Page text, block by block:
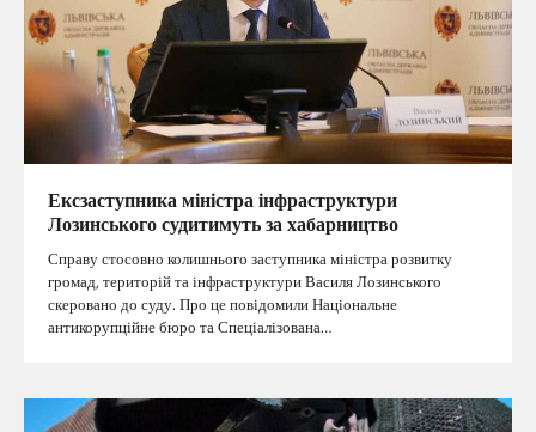
Ексзаступника міністра інфраструктури
Лозинського судитимуть за хабарництво
Справу стосовно колишнього заступника міністра розвитку
громад, територій та інфраструктури Василя Лозинського
скеровано до суду. Про це повідомили Національне
антикорупційне бюро та Спеціалізована…